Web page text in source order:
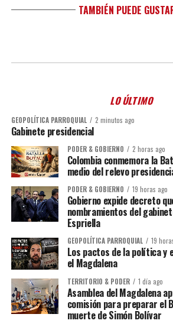
TAMBIÉN PUEDE
LO ÚLTIMO
GEOPOLÍTICA PARROQUIAL 2 minutos ago
Gabinete presidencial
PODER & GOBIERNO 2 horas ago
Colombia conmemora la
medio del relevo
PODER & GOBIERNO 19 horas ago
Gobierno expide decreto
nombramientos del
Espriella
GEOPOLÍTICA PARROQUIAL 19
Los pactos de la política y
el Magdalena
TERRITORIO & PODER 1 día ago
Asamblea del Magdalena
comisión para preparar el
muerte de Simón Bolívar